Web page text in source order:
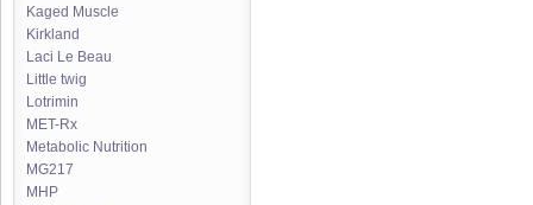
Kaged Muscle
Kirkland
Laci Le Beau
Little twig
Lotrimin
MET-Rx
Metabolic Nutrition
MG217
MHP